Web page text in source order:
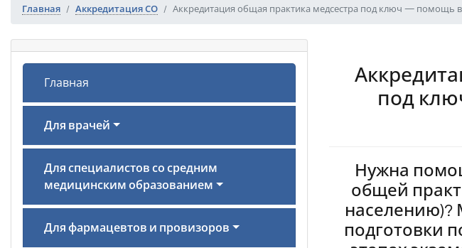
Главная Аккредитация СО Аккредитация общая практика медсестра под ключ — помощь
Главная
Для врачей
Для специалистов со средним
медицинским образованием
Для фармацевтов и провизоров
под
Нужна
общей
населению)?
подготовки